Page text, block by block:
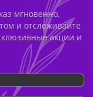
мгновенно,
и отслеживайте
акции и